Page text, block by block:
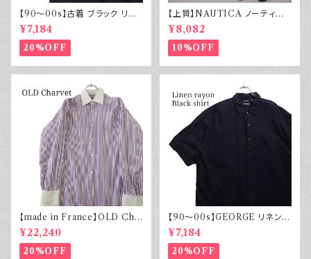
【90～00s】古着 ブラック リネ
ンコットンシャツ 黒 ボックスシ
ルエット
¥7,184
20%OFF
【上質】NAUTICA ノーティカ
コットンリネンパンツ ツータック
¥8,082
10%OFF
【made in France】OLD Cha
rvet ストライプ 切り替え 紫
¥22,240
20%OFF
【90～00s】GEORGE リネンレ
ーヨンシャツ 黒 ボックスシルエ
ット XL
¥7,184
20%OFF